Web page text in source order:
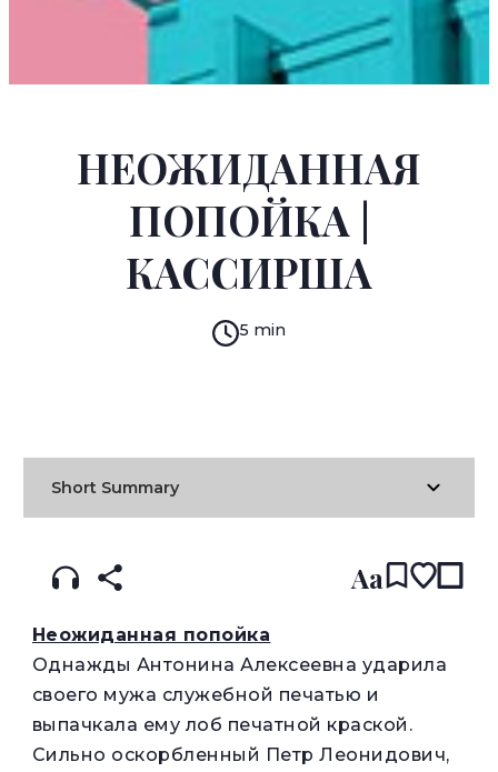
НЕОЖИДАННАЯ
ПОПОЙКА |
КАССИРША
5 min
Short Summary
Aa
Неожиданная попойка
Однажды Антонина Алексеевна ударила
своего мужа служебной печатью и
выпачкала ему лоб печатной краской.
Сильно оскорбленный Петр Леонидович,